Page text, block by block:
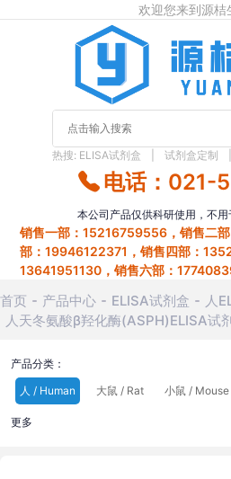
欢迎您来到源桔
热搜: ELISA试剂盒 试剂盒定制
电话：021-
本公司产品仅供科研使用，不用
销售一部：15216759556，销售二
部：19946122371，销售四部：
13641951130，销售六部：
首页 产品中心 ELISA试剂盒
人
人天冬氨酸β羟化酶(ASPH)ELISA试
产品分类：
人 / Human
大鼠 / Rat 小鼠 / Mouse
更多